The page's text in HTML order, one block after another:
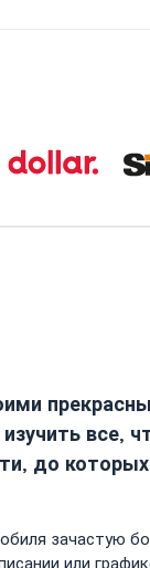
все,
до
зачастую
или